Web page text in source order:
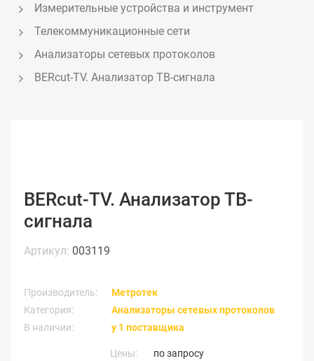
Измерительные устройства и инструмент
Телекоммуникационные сети
Анализаторы сетевых протоколов
BERcut-TV. Анализатор ТВ-сигнала
BERcut-TV. Анализатор ТВ-
сигнала
Артикул: 003119
Производитель:
Метротек
Категория:
Анализаторы сетевых протоколов
В наличии:
у 1 поставщика
Цены: по запросу